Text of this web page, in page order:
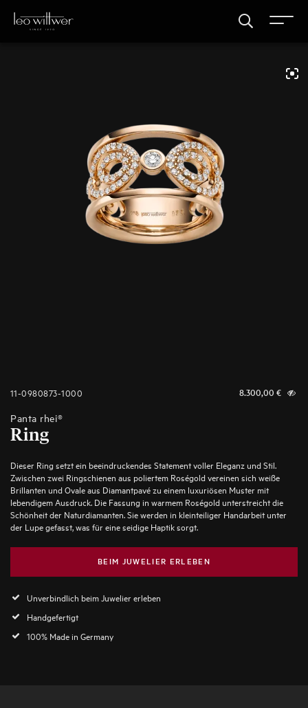
11-0980873-1000 8.300,00 €
Panta rhei®
Ring
Dieser Ring setzt ein beeindruckendes Statement voller Eleganz und Stil.
Zwischen zwei Ringschienen aus poliertem Roségold vereinen sich weiße
Brillanten und Ovale aus Diamantpavé zu einem luxuriösen Muster mit
lebendigem Ausdruck. Die Fassung in warmem Roségold unterstreicht die
Schönheit der Naturdiamanten. Sie werden in kleinteiliger Handarbeit unter
der Lupe gefasst, was für eine seidige Haptik sorgt.
BEIM JUWELIER ERLEBEN
Unverbindlich beim Juwelier erleben
Handgefertigt
100% Made in Germany